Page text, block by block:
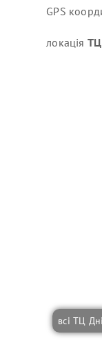
GPS
локація ТЦ
всі ТЦ